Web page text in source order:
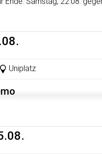
Vorgehen usw.)
nach dieser
im Landtag
(MdL`s und
Rau
im Wintersemester
große Demo in Stuttgart?
Konzepte für eine
Uniplatz